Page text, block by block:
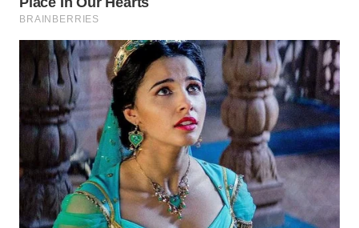
WAHANA
LISTRIK
WAHANA
TRAVEL
WAHANA
TV
WAHANANEWS
ID